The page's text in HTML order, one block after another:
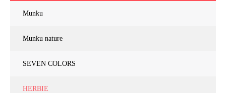
Munku
Munku nature
SEVEN COLORS
HERBIE